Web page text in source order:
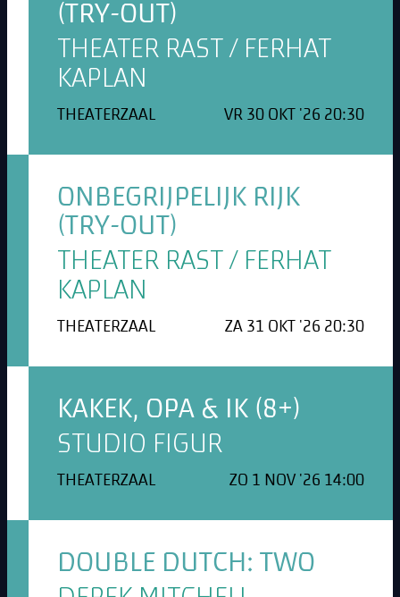
(TRY-OUT)
THEATER RAST / FERHAT
KAPLAN
THEATERZAAL VR 30 OKT '26 20:30
ONBEGRIJPELIJK RIJK
(TRY-OUT)
THEATER RAST / FERHAT
KAPLAN
THEATERZAAL ZA 31 OKT '26 20:30
KAKEK, OPA & IK (8+)
STUDIO FIGUR
THEATERZAAL ZO 1 NOV '26 14:00
DOUBLE DUTCH: TWO